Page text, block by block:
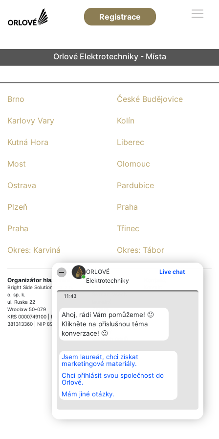
ORLOVÉ
Elektrotechniky
Live chat
11:43
Ahoj, rádi Vám pomůžeme! 🙂
Klikněte na příslušnou téma
konverzace! 🙂
Jsem laureát, chci získat
marketingové materiály.
Chci přihlásit svou společnost do
Orlové.
Mám jiné otázky.
Registrace
Orlové Elektrotechniky - Místa
Brno České Budějovice
Karlovy Vary Kolín
Kutná Hora Liberec
Most Olomouc
Ostrava Pardubice
Plzeň Praha
Praha Třinec
Okres: Karviná Okres: Tábor
Organizátor hlasování
Bright Side Solutions sp. z o.
o. sp. k.
ul. Ruska 22
Wrocław 50-079
KRS 0000749100 | Regon
381313360 | NIP 8943132676
Plebiscyt
Zásady
Pravidla
Zásady
ochrany